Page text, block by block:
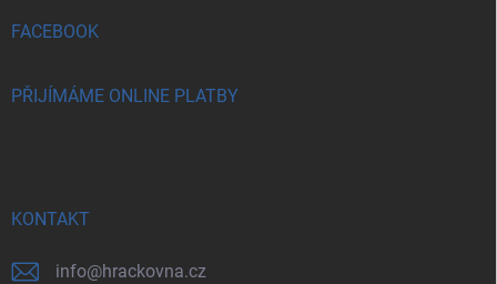
FACEBOOK
PŘIJÍMÁME ONLINE PLATBY
KONTAKT
info@hrackovna.cz